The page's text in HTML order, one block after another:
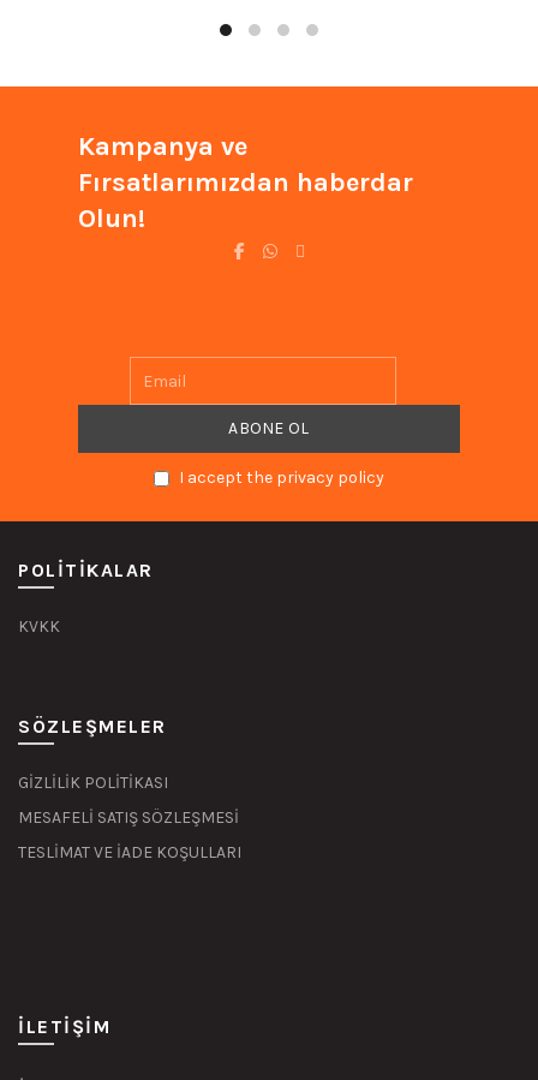
Kampanya ve
Fırsatlarımızdan haberdar
Olun!
I accept the privacy policy
POLITIKALAR
KVKK
SÖZLEŞMELER
GİZLİLİK POLİTİKASI
MESAFELİ SATIŞ SÖZLEŞMESİ
TESLİMAT VE İADE KOŞULLARI
İLETIŞIM